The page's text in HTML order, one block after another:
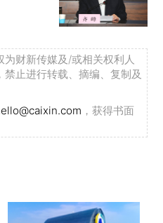
财新传媒及/或相关权利人
止进行转载、摘编、复制及
，获得书面